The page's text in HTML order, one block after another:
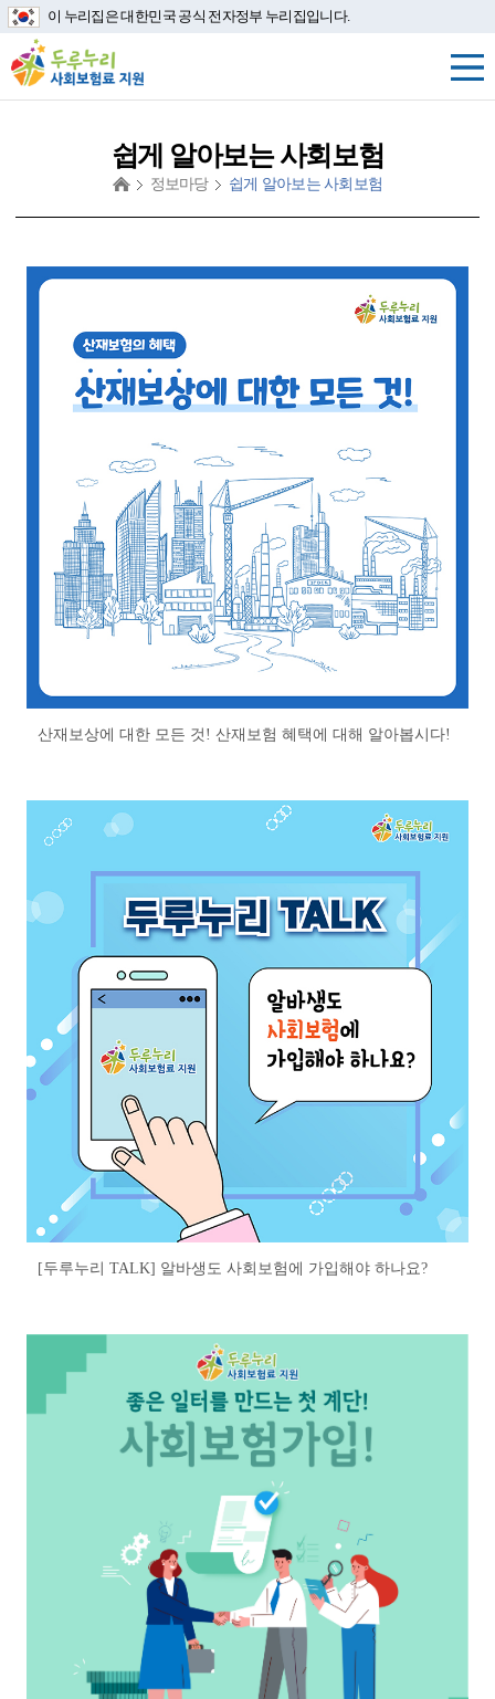
이 누리집은 대한민국 공식 전자정부 누리집입니다.
쉽게 알아보는 사회보험
정보마당 쉽게 알아보는 사회보험
산재보상에 대한 모든 것! 산재보험 혜택에 대해 알아봅시다!
[두루누리 TALK] 알바생도 사회보험에 가입해야 하나요?